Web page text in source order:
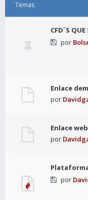
Temas
CFD´S
por
Enlace
por
Enlace
por
por